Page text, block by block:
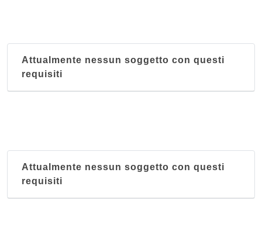
Attualmente nessun soggetto con questi
requisiti
Attualmente nessun soggetto con questi
requisiti